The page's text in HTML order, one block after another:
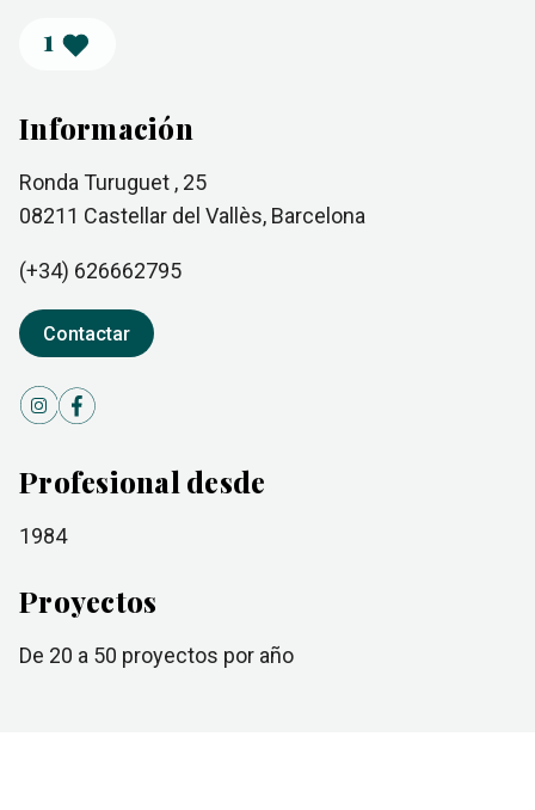
1
Información
Ronda Turuguet , 25
08211 Castellar del Vallès, Barcelona
(+34) 626662795
Contactar
Profesional desde
1984
Proyectos
de 20 a 50 proyectos por año